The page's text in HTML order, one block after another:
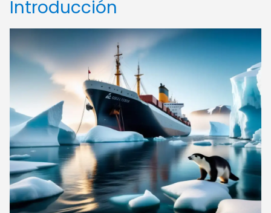
Introducción